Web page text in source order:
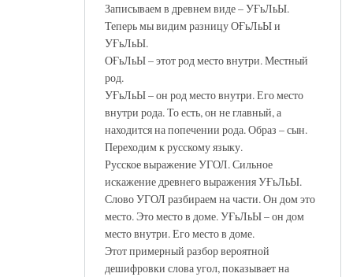
Записываем в древнем виде – УҒьЛьЫ.
Теперь мы видим разницу ОҒьЛьЫ и
УҒьЛьЫ.
ОҒьЛьЫ – этот род место внутри. Местный
род.
УҒьЛьЫ – он род место внутри. Его место
внутри рода. То есть, он не главный, а
находится на попечении рода. Образ – сын.
Переходим к русскому языку.
Русское выражение УГОЛ. Сильное
искажение древнего выражения УҒьЛьЫ.
Слово УГОЛ разбираем на части. Он дом это
место. Это место в доме. УҒьЛьЫ – он дом
место внутри. Его место в доме.
Этот примерный разбор вероятной
дешифровки слова угол, показывает на